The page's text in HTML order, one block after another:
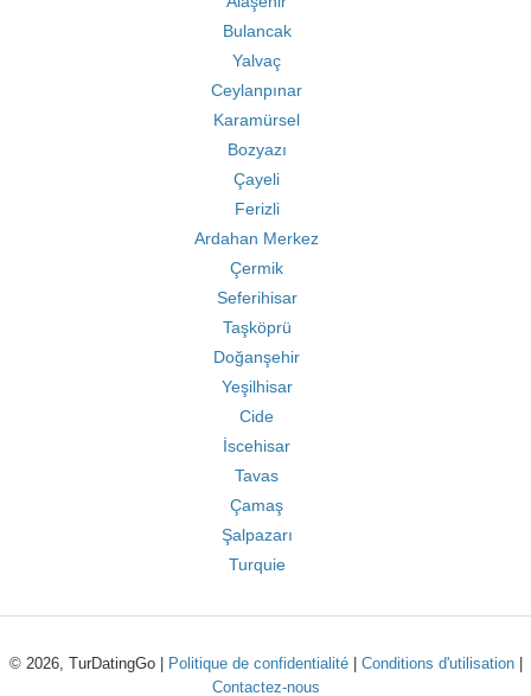
Bulancak
Yalvaç
Ceylanpınar
Karamürsel
Bozyazı
Çayeli
Ferizli
Ardahan Merkez
Çermik
Seferihisar
Taşköprü
Doğanşehir
Yeşilhisar
Cide
İscehisar
Tavas
Çamaş
Şalpazarı
Turquie
© 2026, TurDatingGo | Politique de confidentialité| Conditions d'utilisation|
Contactez-nous